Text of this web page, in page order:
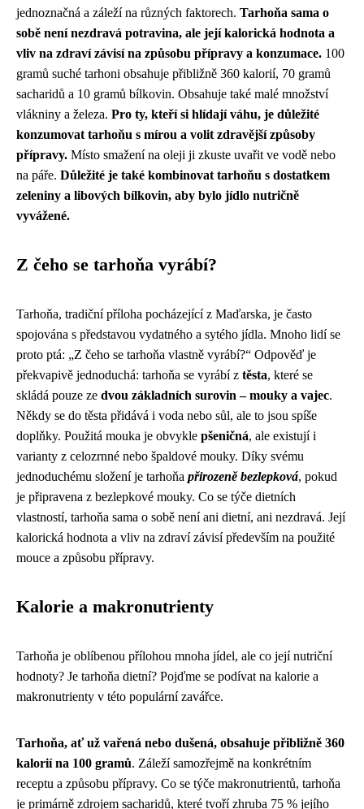
jednoznačná a záleží na různých faktorech. Tarhoňa sama o
sobě není nezdravá potravina, ale její kalorická hodnota a
vliv na zdraví závisí na způsobu přípravy a konzumace. 100
gramů suché tarhoni obsahuje přibližně 360 kalorií, 70 gramů
sacharidů a 10 gramů bílkovin. Obsahuje také malé množství
vlákniny a železa. Pro ty, kteří si hlídají váhu, je důležité
konzumovat tarhoňu s mírou a volit zdravější způsoby
přípravy. Místo smažení na oleji ji zkuste uvařit ve vodě nebo
na páře. Důležité je také kombinovat tarhoňu s dostatkem
zeleniny a libových bílkovin, aby bylo jídlo nutričně
vyvážené.
Z čeho se tarhoňa vyrábí?
Tarhoňa, tradiční příloha pocházející z Maďarska, je často
spojována s představou vydatného a sytého jídla. Mnoho lidí se
proto ptá: „Z čeho se tarhoňa vlastně vyrábí?“ Odpověď je
překvapivě jednoduchá: tarhoňa se vyrábí z těsta, které se
skládá pouze ze dvou základních surovin – mouky a vajec.
Někdy se do těsta přidává i voda nebo sůl, ale to jsou spíše
doplňky. Použitá mouka je obvykle pšeničná, ale existují i
varianty z celozrnné nebo špaldové mouky. Díky svému
jednoduchému složení je tarhoňa přirozeně bezlepková, pokud
je připravena z bezlepkové mouky. Co se týče dietních
vlastností, tarhoňa sama o sobě není ani dietní, ani nezdravá. Její
kalorická hodnota a vliv na zdraví závisí především na použité
mouce a způsobu přípravy.
Kalorie a makronutrienty
Tarhoňa je oblíbenou přílohou mnoha jídel, ale co její nutriční
hodnoty? Je tarhoňa dietní? Pojďme se podívat na kalorie a
makronutrienty v této populární zavářce.
Tarhoňa, ať už vařená nebo dušená, obsahuje přibližně 360
kalorií na 100 gramů. Záleží samozřejmě na konkrétním
receptu a způsobu přípravy. Co se týče makronutrientů, tarhoňa
je primárně zdrojem sacharidů, které tvoří zhruba 75 % jejího